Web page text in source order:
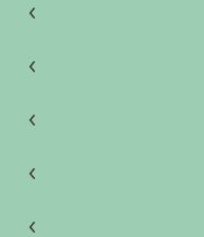
و انتخاب بهترین روش
ایمن بین اوزمپیک،